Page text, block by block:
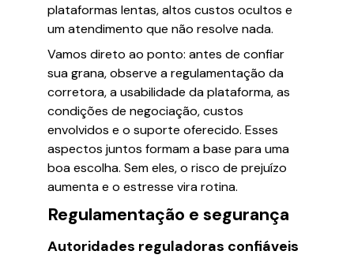
plataformas lentas, altos custos ocultos e
um atendimento que não resolve nada.
Vamos direto ao ponto: antes de confiar
sua grana, observe a regulamentação da
corretora, a usabilidade da plataforma, as
condições de negociação, custos
envolvidos e o suporte oferecido. Esses
aspectos juntos formam a base para uma
boa escolha. Sem eles, o risco de prejuízo
aumenta e o estresse vira rotina.
Regulamentação e segurança
Autoridades reguladoras confiáveis